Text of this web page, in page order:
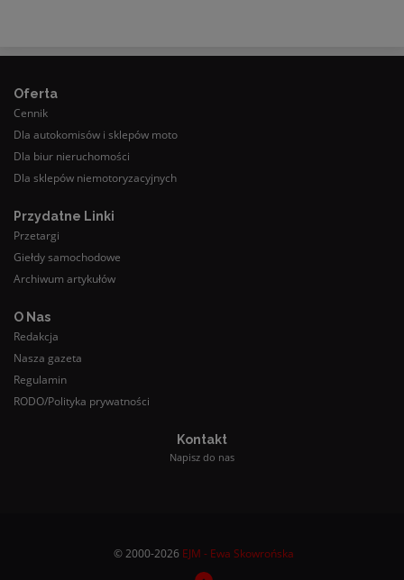
Oferta
Cennik
Dla autokomisów i sklepów moto
Dla biur nieruchomości
Dla sklepów niemotoryzacyjnych
Przydatne Linki
Przetargi
Giełdy samochodowe
Archiwum artykułów
O Nas
Redakcja
Nasza gazeta
Regulamin
RODO/Polityka prywatności
Kontakt
Napisz do nas
© 2000-2026 EJM - Ewa Skowrońska